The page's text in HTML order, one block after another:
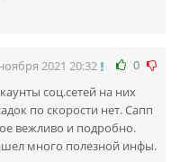
0
2021 20:32
соц.сетей на них
по скорости нет. Сапп
вежливо и подробно.
много полезной инфы.